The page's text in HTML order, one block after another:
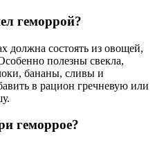
геморрой?
должна состоять из овощей,
полезны свекла,
бананы, сливы и
в рацион гречневую или
геморрое?